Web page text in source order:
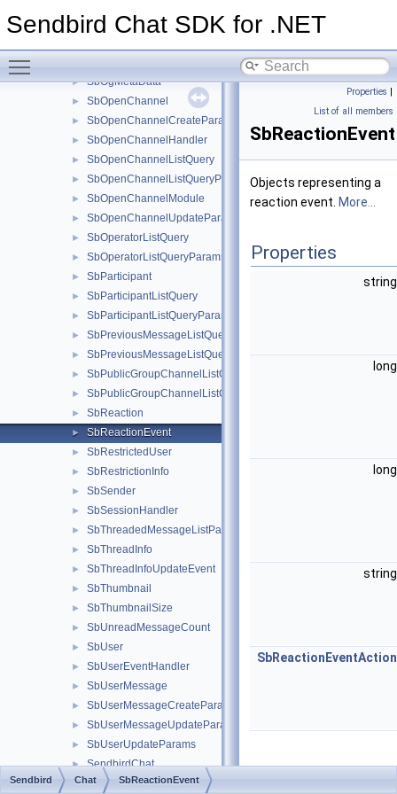
Sendbird Chat SDK for .NET
► SbMutedUserListQuery
► SbOgMetaData
► SbOpenChannel
► SbOpenChannelCreateParams
► SbOpenChannelHandler
► SbOpenChannelListQuery
► SbOpenChannelListQueryParams
► SbOpenChannelModule
► SbOpenChannelUpdateParams
► SbOperatorListQuery
► SbOperatorListQueryParams
► SbParticipant
► SbParticipantListQuery
► SbParticipantListQueryParams
► SbPreviousMessageListQuery
► SbPreviousMessageListQueryParams
► SbPublicGroupChannelListQuery
► SbPublicGroupChannelListQueryParams
► SbReaction
► SbReactionEvent
► SbRestrictedUser
► SbRestrictionInfo
► SbSender
► SbSessionHandler
► SbThreadedMessageListParams
► SbThreadInfo
► SbThreadInfoUpdateEvent
► SbThumbnail
► SbThumbnailSize
► SbUnreadMessageCount
► SbUser
► SbUserEventHandler
► SbUserMessage
► SbUserMessageCreateParams
► SbUserMessageUpdateParams
► SbUserUpdateParams
► SendbirdChat
► SendbirdChatClient
Properties |
List of all members
SbReactionEvent
Objects representing a
reaction event. More...
Properties
SbReactionEventAction
Sendbird Chat SbReactionEvent